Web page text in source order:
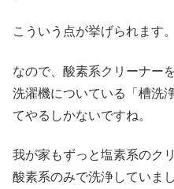
こういう点が挙げられます。
なので、酸素系クリーナー
洗濯機についている「槽洗
てやるしかないですね。
我が家もずっと塩素系のク
酸素系のみで洗浄していま